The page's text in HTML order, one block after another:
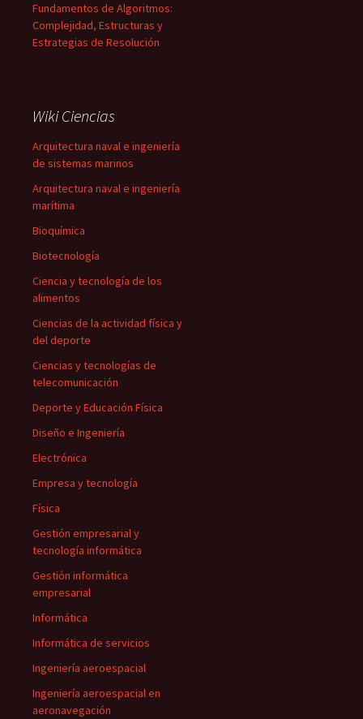
Fundamentos de Algoritmos:
Complejidad, Estructuras y
Estrategias de Resolución
Wiki Ciencias
Arquitectura naval e ingeniería
de sistemas marinos
Arquitectura naval e ingeniería
marítima
Bioquímica
Biotecnología
Ciencia y tecnología de los
alimentos
Ciencias de la actividad física y
del deporte
Ciencias y tecnologías de
telecomunicación
Deporte y Educación Física
Diseño e Ingeniería
Electrónica
Empresa y tecnología
Física
Gestión empresarial y
tecnología informática
Gestión informática
empresarial
Informática
Informática de servicios
Ingeniería aeroespacial
Ingeniería aeroespacial en
aeronavegación